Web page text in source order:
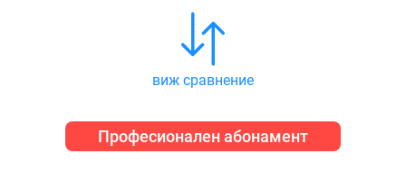
виж сравнение
Професионален абонамент